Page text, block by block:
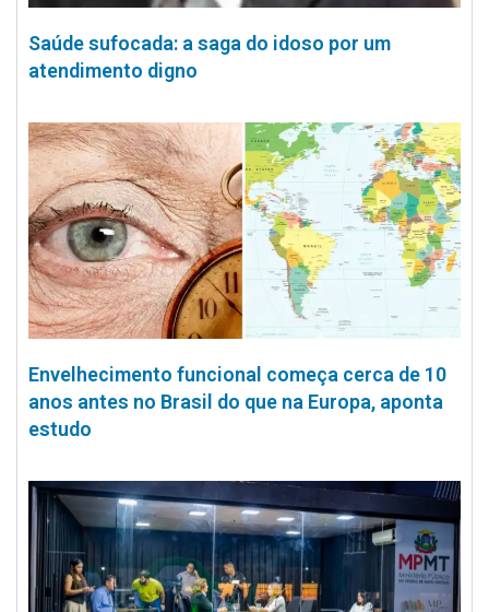
Saúde sufocada: a saga do idoso por um
atendimento digno
Envelhecimento funcional começa cerca de 10
anos antes no Brasil do que na Europa, aponta
estudo